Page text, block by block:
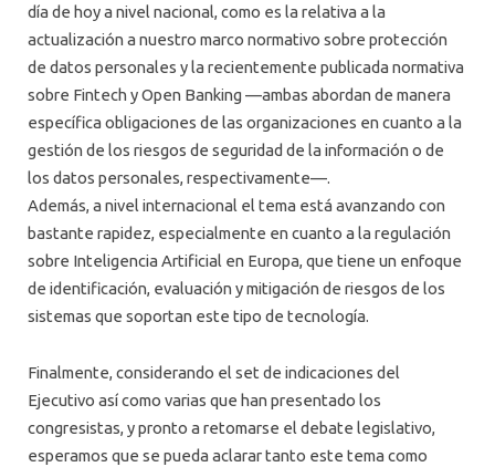
día de hoy a nivel nacional, como es la relativa a la
actualización a nuestro marco normativo sobre protección
de datos personales y la recientemente publicada normativa
sobre Fintech y Open Banking —ambas abordan de manera
específica obligaciones de las organizaciones en cuanto a la
gestión de los riesgos de seguridad de la información o de
los datos personales, respectivamente—.
Además, a nivel internacional el tema está avanzando con
bastante rapidez, especialmente en cuanto a la regulación
sobre Inteligencia Artificial en Europa, que tiene un enfoque
de identificación, evaluación y mitigación de riesgos de los
sistemas que soportan este tipo de tecnología.
Finalmente, considerando el set de indicaciones del
Ejecutivo así como varias que han presentado los
congresistas, y pronto a retomarse el debate legislativo,
esperamos que se pueda aclarar tanto este tema como